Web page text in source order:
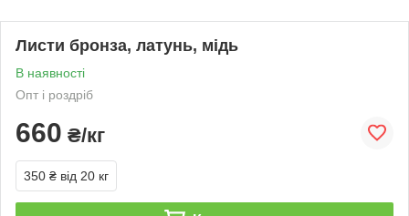
Листи бронза, латунь, мідь
В наявності
Опт і роздріб
660 ₴/кг
350 ₴ від 20 кг